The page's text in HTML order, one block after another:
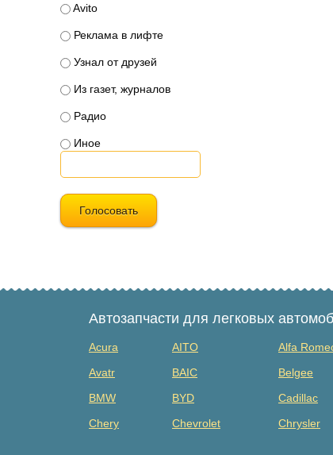
Avito
Реклама в лифте
Узнал от друзей
Из газет, журналов
Радио
Иное
Голосовать
Автозапчасти для легковых
Acura AITO Alfa
Avatr
BAIC Belgee
BMW
BYD Cadillac
Chery
Chevrolet Chrysler